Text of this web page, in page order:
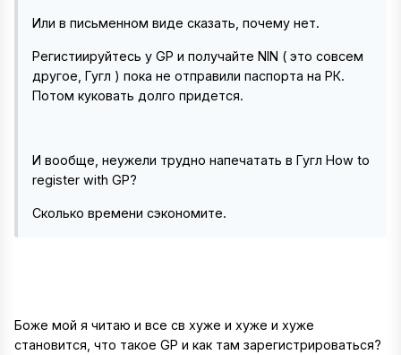
Или в письменном виде сказать, почему нет.
Регистиируйтесь у GP и получайте NIN ( это совсем
другое, Гугл ) пока не отправили паспорта на РК.
Потом куковать долго придется.
И вообще, неужели трудно напечатать в Гугл How to
register with GP?
Сколько времени сэкономите.
Боже мой я читаю и все св хуже и хуже и хуже
становится, что такое GP и как там зарегистрироваться?